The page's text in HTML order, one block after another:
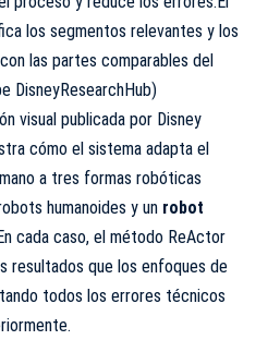
los segmentos relevantes y los
las partes comparables del
DisneyResearchHub)
visual publicada por Disney
cómo el sistema adapta el
a tres formas robóticas
humanoides y un robot
cada caso, el método ReActor
resultados que los enfoques de
todos los errores técnicos